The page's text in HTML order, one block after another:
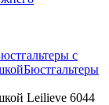
с
Бюстгальтеры
Leilieve 6044